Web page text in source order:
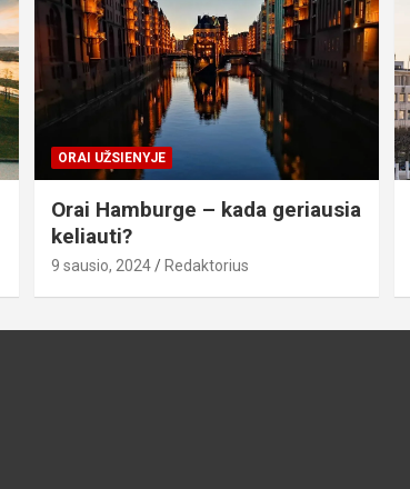
ORAI UŽSIENYJE
Orai Hamburge – kada geriausia
keliauti?
9 sausio, 2024 Redaktorius